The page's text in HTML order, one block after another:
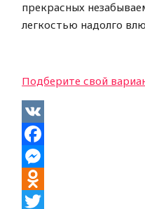
прекрасных
легкостью надолго
Подберите свой
VK
Facebook
Messenger
Odnoklassniki